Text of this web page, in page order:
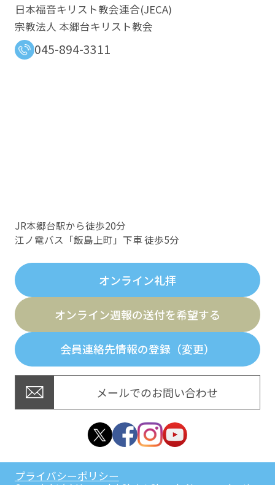
日本福音キリスト教会連合​(JECA)
宗教法人 本郷台キリスト教会
045-894-3311
JR本郷台駅から徒歩20分
江ノ電バス「飯島上町」下車 徒歩5分
オンライン礼拝
オンライン週報の送付を希望する
会員連絡先情報の登録（変更）
メールでのお問い合わせ
プライバシーポリシー